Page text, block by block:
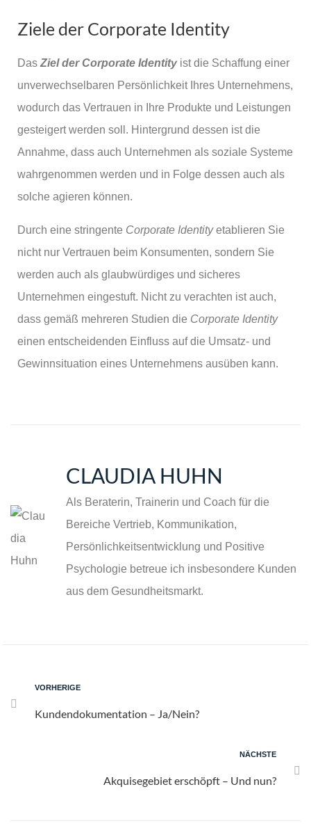
Ziele der Corporate Identity
Das Ziel der Corporate Identityist die Schaffung einer
unverwechselbaren Persönlichkeit Ihres Unternehmens,
wodurch das Vertrauen in Ihre Produkte und Leistungen
gesteigert werden soll. Hintergrund dessen ist die
Annahme, dass auch Unternehmen als soziale Systeme
wahrgenommen werden und in Folge dessen auch als
solche agieren können.
Durch eine stringente Corporate Identityetablieren Sie
nicht nur Vertrauen beim Konsumenten, sondern Sie
werden auch als glaubwürdiges und sicheres
Unternehmen eingestuft. Nicht zu verachten ist auch,
dass gemäß mehreren Studien die Corporate Identity
einen entscheidenden Einfluss auf die Umsatz- und
Gewinnsituation eines Unternehmens ausüben kann.
CLAUDIA HUHN
Als Beraterin, Trainerin und Coach für die
Bereiche Vertrieb, Kommunikation,
Persönlichkeitsentwicklung und Positive
Psychologie betreue ich insbesondere Kunden
aus dem Gesundheitsmarkt.
VORHERIGE
Kundendokumentation – Ja/Nein?
NÄCHSTE
Akquisegebiet erschöpft – Und nun?